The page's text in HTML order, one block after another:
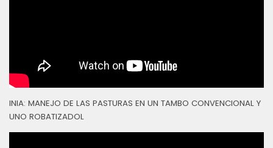
INIA: MANEJO DE LAS PASTURAS EN UN TAMBO CONVENCIONAL Y
UNO ROBATIZADOL